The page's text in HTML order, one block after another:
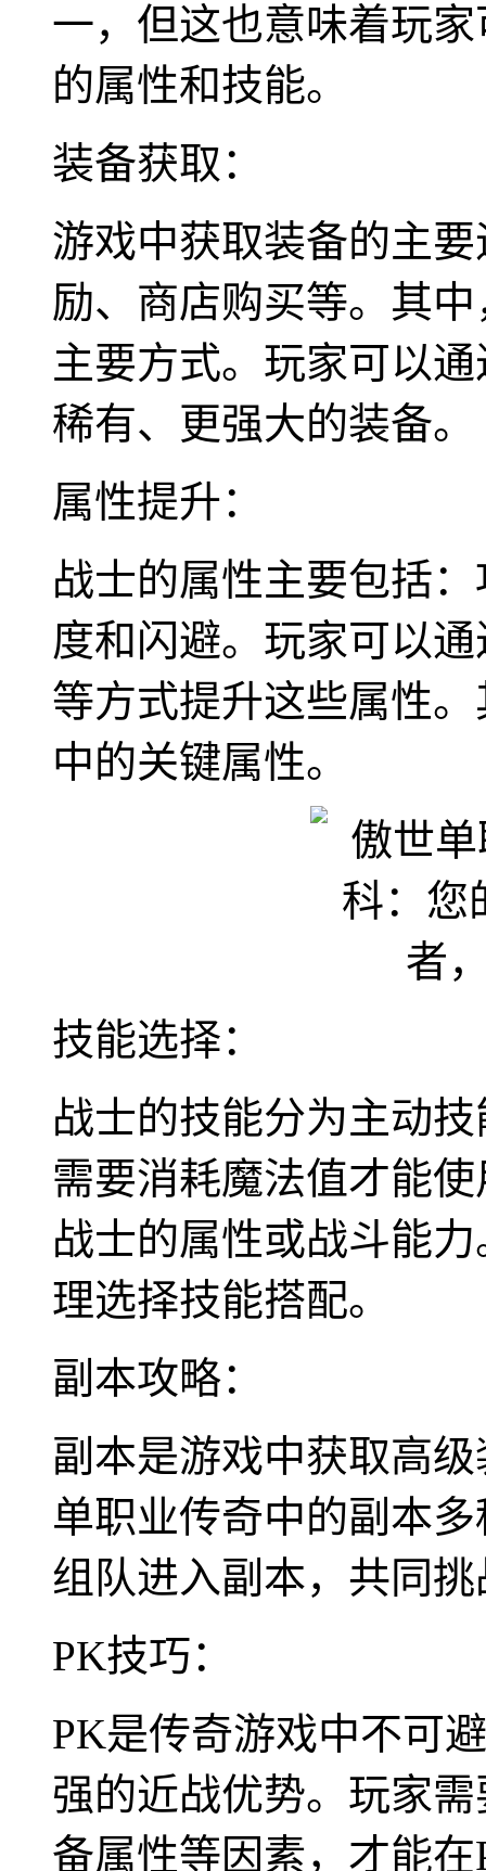
一，但这也意味着玩
的属性和技能。
装备获取：
游戏中获取装备的主
励、商店购买等。其
主要方式。玩家可以
稀有、更强大的装备。
属性提升：
战士的属性主要包括
度和闪避。玩家可以
等方式提升这些属性
中的关键属性。
技能选择：
战士的技能分为主动
需要消耗魔法值才能
战士的属性或战斗能
理选择技能搭配。
副本攻略：
副本是游戏中获取高
单职业传奇中的副本
组队进入副本，共同
PK技巧：
PK是传奇游戏中不可
强的近战优势。玩家
备属性等因素，才能